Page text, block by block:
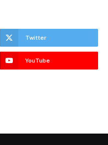
Twitter
YouTube